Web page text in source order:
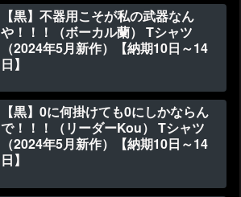
【黒】不器用こそが私の武器なん
や！！！（ボーカル蘭） Tシャツ
（2024年5月新作）【納期10日～14
日】
【黒】0に何掛けても0にしかならん
で！！！（リーダーKou） Tシャツ
（2024年5月新作）【納期10日～14
日】